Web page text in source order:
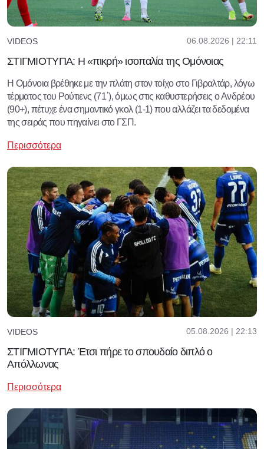
VIDEOS 06.08.2026 | 22:11
ΣΤΙΓΜΙΟΤΥΠΑ: Η «πικρή» ισοπαλία της Ομόνοιας
Η Ομόνοια βρέθηκε με την πλάτη στον τοίχο στο Γιβραλτάρ, λόγω
τέρματος του Ρούτιενς (71΄), όμως στις καθυστερήσεις ο Ανδρέου
(90+), πέτυχε ένα σημαντικό γκολ (1-1) που αλλάζει τα δεδομένα
της σειράς που πηγαίνει στο ΓΣΠ.
Περισσότερα
VIDEOS 05.08.2026 | 22:13
ΣΤΙΓΜΙΟΤΥΠΑ: Έτσι πήρε το σπουδαίο διπλό ο
Απόλλωνας
Περισσότερα